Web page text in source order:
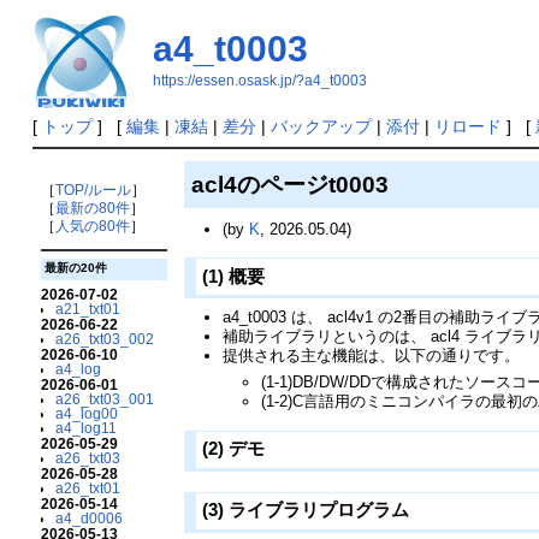
a4_t0003
https://essen.osask.jp/?a4_t0003
[ トップ] [ 編集| 凍結| 差分| バックアップ| 添付| リロード ] [
［TOP/ルール］
［最新の80件］
［ 人気の80件］
最新の20件
2026-07-02
a21_txt01
2026-06-22
a26_txt03_002
2026-06-10
a4_log
2026-06-01
a26_txt03_001
a4_log00
a4_log11
2026-05-29
a26_txt03
2026-05-28
a26_txt01
2026-05-14
a4_d0006
2026-05-13
acl4のページt0003
(by K , 2026.05.04)
(1) 概要
a4_t0003 は、 acl4v1 の2番目の補助ライブ
補助ライブラリというのは、 acl4 ライブラ
提供される主な機能は、以下の通りです。
(1-1)DB/DW/DDで構成されたソースコ
(1-2)C言語用のミニコンパイラの最初
(2) デモ
(3) ライブラリプログラム